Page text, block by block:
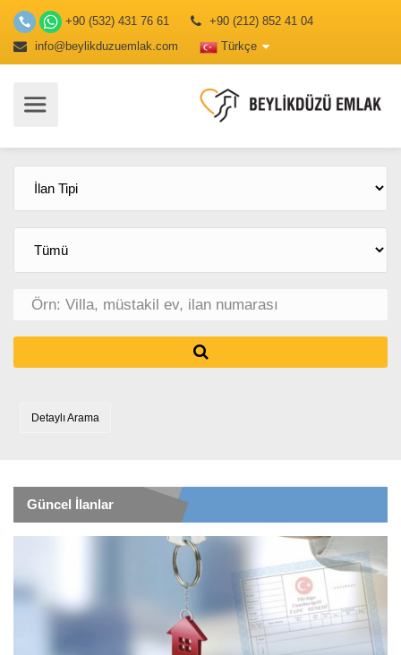
+90 (532) 431 76 61
+90 (212) 852 41 04
info@beylikduzuemlak.com
Türkçe
Detaylı Arama
Güncel İlanlar
EKMEL SİTESİ ÖN CEPHE 135 m2 3+1 SATILIK _